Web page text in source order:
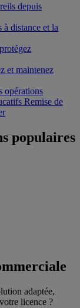
depuis
à distance et la
et maintenez
opérations
Remise de
populaires
adaptée,
licence ?